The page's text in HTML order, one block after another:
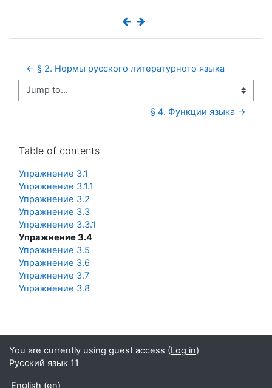
← § 2. Нормы русского литературного языка
Jump to...
§ 4. Функции языка →
Table of contents
Упражнение 3.1
Упражнение 3.1.1
Упражнение 3.2
Упражнение 3.3
Упражнение 3.3.1
Упражнение 3.4
Упражнение 3.5
Упражнение 3.6
Упражнение 3.7
Упражнение 3.8
You are currently using guest access (Log in)
Русский язык 11
English ‎(en)‎